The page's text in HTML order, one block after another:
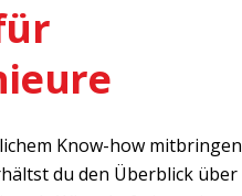
Know-how mitbringen
du den Überblick über